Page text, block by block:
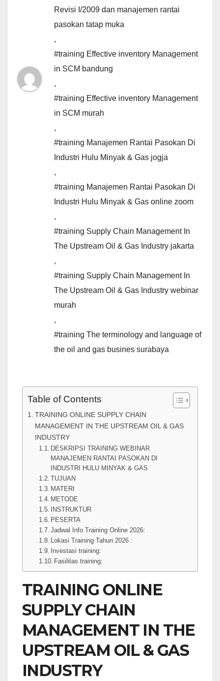
Revisi I/2009 dan manajemen rantai
pasokan tatap muka
,
#training Effective inventory Management
in SCM bandung
,
#training Effective inventory Management
in SCM murah
,
#training Manajemen Rantai Pasokan Di
Industri Hulu Minyak & Gas jogja
,
#training Manajemen Rantai Pasokan Di
Industri Hulu Minyak & Gas online zoom
,
#training Supply Chain Management In
The Upstream Oil & Gas Industry jakarta
,
#training Supply Chain Management In
The Upstream Oil & Gas Industry webinar
murah
,
#training The terminology and language of
the oil and gas busines surabaya
Table of Contents
TRAINING ONLINE SUPPLY CHAIN
MANAGEMENT IN THE UPSTREAM OIL & GAS
INDUSTRY
DESKRIPSI TRAINING WEBINAR
MANAJEMEN RANTAI PASOKAN DI
INDUSTRI HULU MINYAK & GAS
TUJUAN
MATERI
METODE
INSTRUKTUR
PESERTA
Jadwal Info Training Online 2026:
Lokasi Training Tahun 2026 :
Investasi training:
Fasilitas training:
TRAINING ONLINE
SUPPLY CHAIN
MANAGEMENT IN THE
UPSTREAM OIL & GAS
INDUSTRY